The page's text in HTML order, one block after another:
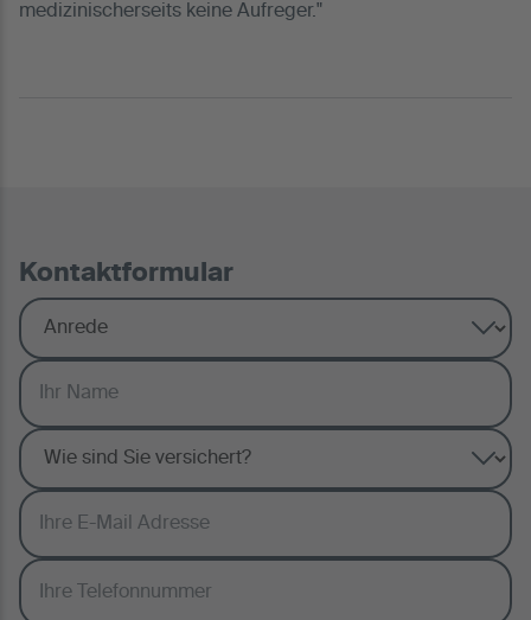
medizinischerseits keine Aufreger."
Kontaktformular